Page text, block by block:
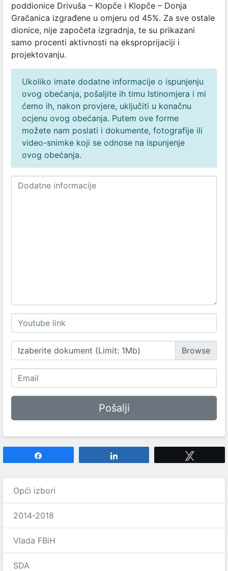
poddionice Drivuša – Klopče i Klopče – Donja
Gračanica izgrađene u omjeru od 45%. Za sve ostale
dionice, nije započeta izgradnja, te su prikazani
samo procenti aktivnosti na eksproprijaciji i
projektovanju.
Ukoliko imate dodatne informacije o ispunjenju
ovog obećanja, pošaljite ih timu Istinomjera i mi
ćemo ih, nakon provjere, uključiti u konačnu
ocjenu ovog obećanja. Putem ove forme
možete nam poslati i dokumente, fotografije ili
video-snimke koji se odnose na ispunjenje
ovog obećanja.
Izaberite dokument (Limit: 1Mb)
Opći izbori
2014-2018
Vlada FBiH
SDA